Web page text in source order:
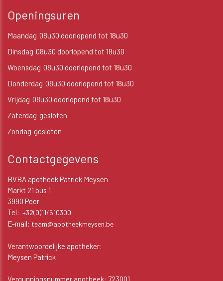
Openingsuren
Maandag 08u30 doorlopend tot 18u30
Dinsdag 08u30 doorlopend tot 18u30
Woensdag 08u30 doorlopend tot 18u30
Donderdag 08u30 doorlopend tot 18u30
Vrijdag 08u30 doorlopend tot 18u30
Zaterdag gesloten
Zondag gesloten
Contactgegevens
BVBA apotheek Patrick Meysen
Markt 21 bus 1
3990 Peer
Tel: +32(0)11/610300
E-mail: team@apotheekmeysen.be
Verantwoordelijke apotheker:
Meysen Patrick
Vergunningsnummer apotheek: 723001